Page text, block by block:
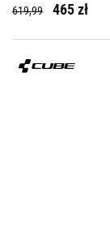
619,99 465 zł